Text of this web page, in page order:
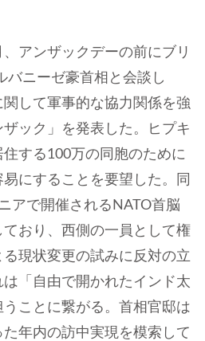
アンザックデーの前にブリ
バニーゼ豪首相と会談し
して軍事的な協力関係を強
ック」を発表した。ヒプキ
する100万の同胞のために
にすることを要望した。同
アで開催されるNATO首脳
おり、西側の一員として権
現状変更の試みに反対の立
「自由で開かれたインド太
ことに繋がる。首相官邸は
年内の訪中実現を模索して